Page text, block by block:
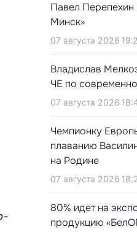
Павел Перепехин
Минск»
07 августа 2026
Владислав
ЧЕ по
07 августа 2026
Чемпионку
плаванию
на Родине
07 августа 2026
80% идет на
продукцию